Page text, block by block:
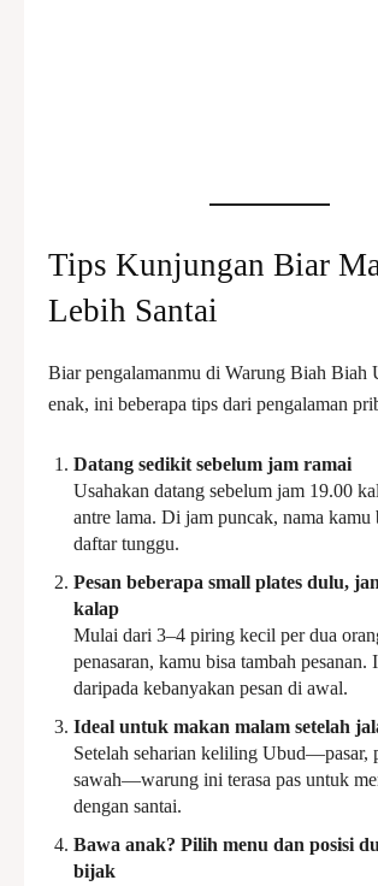
Tips Kunjungan Biar
Lebih Santai
Biar pengalamanmu di Warung Biah Biah
enak, ini beberapa tips dari pengalaman
Datang sedikit sebelum jam ramai
Usahakan datang sebelum jam 19.00
antre lama. Di jam puncak, nama kamu
daftar tunggu.
Pesan beberapa small plates dulu,
kalap
Mulai dari 3–4 piring kecil per dua
penasaran, kamu bisa tambah pesanan.
daripada kebanyakan pesan di awal.
Ideal untuk makan malam setelah
Setelah seharian keliling Ubud—pasar,
sawah—warung ini terasa pas untuk
dengan santai.
Bawa anak? Pilih menu dan posisi
bijak